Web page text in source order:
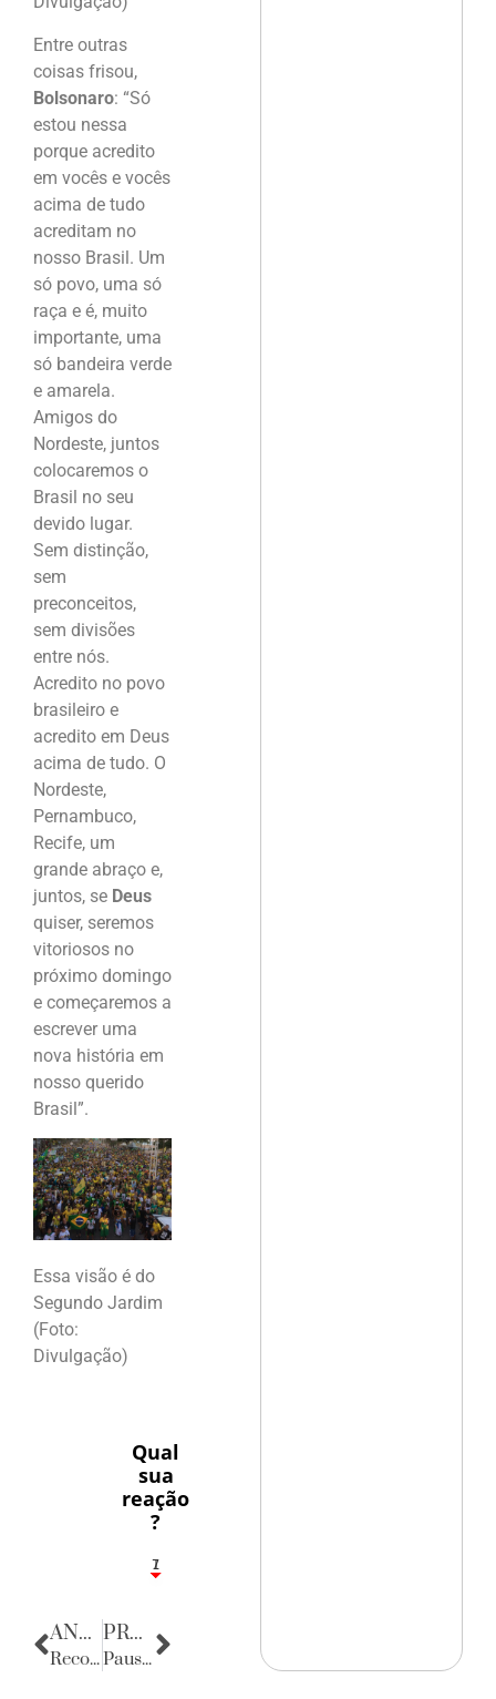
Entre outras
coisas frisou,
Bolsonaro: “Só
estou nessa
porque acredito
em vocês e vocês
acima de tudo
acreditam no
nosso Brasil. Um
só povo, uma só
raça e é, muito
importante, uma
só bandeira verde
e amarela.
Amigos do
Nordeste, juntos
colocaremos o
Brasil no seu
devido lugar.
Sem distinção,
sem
preconceitos,
sem divisões
entre nós.
Acredito no povo
brasileiro e
acredito em Deus
acima de tudo. O
Nordeste,
Pernambuco,
Recife, um
grande abraço e,
juntos, se Deus
quiser, seremos
vitoriosos no
próximo domingo
e começaremos a
escrever uma
nova história em
nosso querido
Brasil”.
Essa visão é do
Segundo Jardim
(Foto:
Divulgação)
Qual
sua
reação
?
1
7
ANTERIOR
Recordar é Viver
PRÓXIMA
Pausa Poética